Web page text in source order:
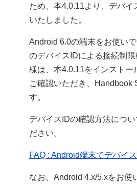
ため、本4.0.11より、デバイ
いたしました。
Android 6.0の端末をお使い
のデバイスIDによる接続制
様は、本4.0.11をインストー
ご確認いただき、Handbook
す。
デバイスIDの確認方法につい
ださい。
FAQ : Android端末でデバイ
なお、Android 4.x/5.xをお使